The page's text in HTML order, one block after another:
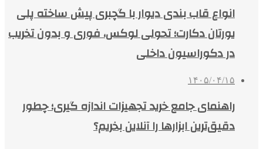
انواع قاب بندی دیوار با گچبری پیش ساخته پلی
یورتان دکارت؛ تحولی لوکس، فوری و بدون تخریب
در دکوراسیون داخلی
۱۴۰۵/۰۴/۱۵
راهنمای جامع خرید تجهیزات اندازه گیری؛ چطور
دقیق‌ترین ابزارها را آنلاین بخریم؟